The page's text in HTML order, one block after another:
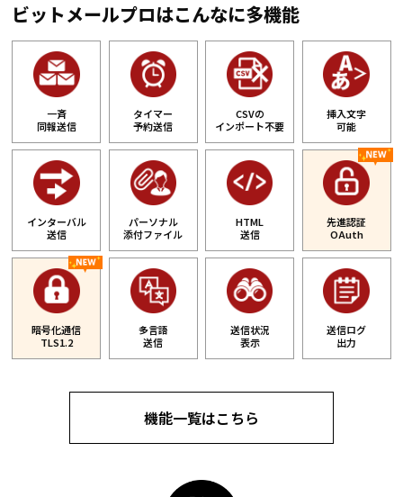
ビットメールプロはこんなに多機能
一斉
同報送信
タイマー
予約送信
CSVの
インポート不要
挿入文字
可能
インターバル
送信
パーソナル
添付ファイル
HTML
送信
先進認証
OAuth
暗号化通信
TLS1.2
多言語
送信
送信状況
表示
送信ログ
出力
機能一覧はこちら